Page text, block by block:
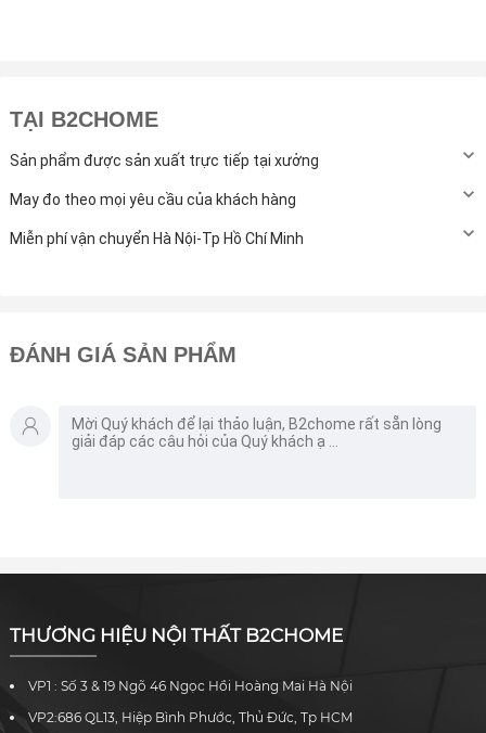
TẠI B2CHOME
Sản phẩm được sản xuất trực tiếp tại xưởng
May đo theo mọi yêu cầu của khách hàng
Miễn phí vận chuyển Hà Nội-Tp Hồ Chí Minh
ĐÁNH GIÁ SẢN PHẨM
THƯƠNG HIỆU NỘI THẤT B2CHOME
VP1 : Số 3 & 19 Ngõ 46 Ngọc Hồi Hoàng Mai Hà Nội
VP2:686 QL13, Hiệp Bình Phước, Thủ Đức, Tp HCM